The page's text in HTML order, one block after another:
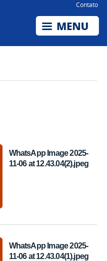
Contato
WhatsApp Image 2025-
11-06 at 12.43.04(2).jpeg
WhatsApp Image 2025-
11-06 at 12.43.04(1).jpeg